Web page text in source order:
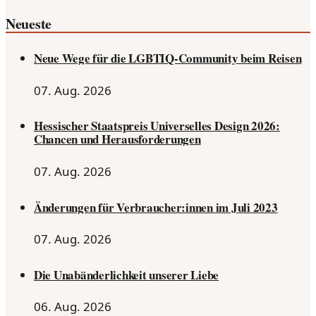
Neueste
Neue Wege für die LGBTIQ-Community beim Reisen
07. Aug. 2026
Hessischer Staatspreis Universelles Design 2026:
Chancen und Herausforderungen
07. Aug. 2026
Änderungen für Verbraucher:innen im Juli 2023
07. Aug. 2026
Die Unabänderlichkeit unserer Liebe
06. Aug. 2026